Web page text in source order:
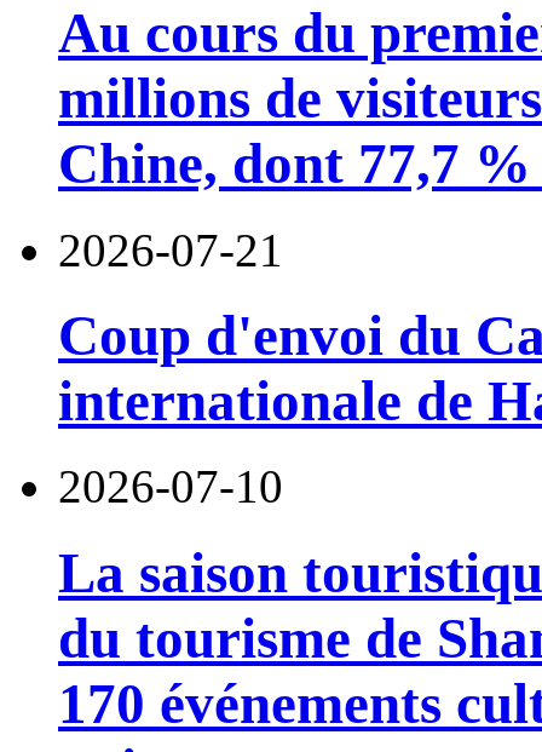
Au cours du
millions de
Chine, dont 77,7 %
2026-07-21
Coup d'envoi du
internationale de
2026-07-10
La saison
du tourisme de
170 événements